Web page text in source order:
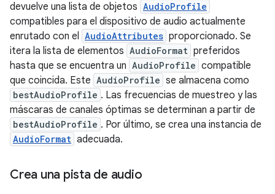
devuelve una lista de objetos AudioProfile
compatibles para el dispositivo de audio actualmente
enrutado con el AudioAttributes proporcionado. Se
itera la lista de elementos AudioFormat preferidos
hasta que se encuentra un AudioProfile compatible
que coincida. Este AudioProfile se almacena como
bestAudioProfile . Las frecuencias de muestreo y las
máscaras de canales óptimas se determinan a partir de
bestAudioProfile . Por último, se crea una instancia de
AudioFormat adecuada.
Crea una pista de audio